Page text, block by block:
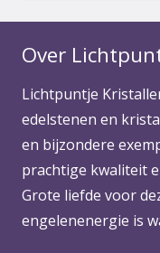
Over
Lichtpuntje
edelstenen en
en bijzondere
prachtige kwaliteit
Grote liefde voor
engelenenergie is